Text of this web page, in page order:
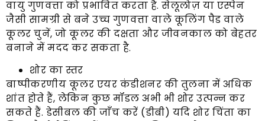
वायु गुणवत्ता को प्रभावित करता है. सेलूलोज़ या एस्पेन
जैसी सामग्री से बने उच्च गुणवत्ता वाले कूलिंग पैड वाले
कूलर चुनें, जो कूलर की दक्षता और जीवनकाल को बेहतर
बनाने में मदद कर सकता है.
शोर का स्तर
बाष्पीकरणीय कूलर एयर कंडीशनर की तुलना में अधिक
शांत होते हैं, लेकिन कुछ मॉडल अभी भी शोर उत्पन्न कर
सकते हैं. डेसीबल की जाँच करें (डीबी) यदि शोर चिंता का